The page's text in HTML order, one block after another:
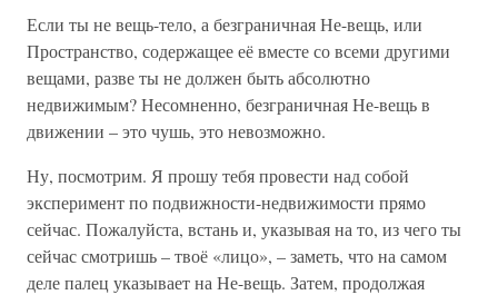
Если ты не вещь-тело, а безграничная Не-вещь, или
Пространство, содержащее её вместе со всеми другими
вещами, разве ты не должен быть абсолютно
недвижимым? Несомненно, безграничная Не-вещь в
движении – это чушь, это невозможно.
Ну, посмотрим. Я прошу тебя провести над собой
эксперимент по подвижности-недвижимости прямо
сейчас. Пожалуйста, встань и, указывая на то, из чего ты
сейчас смотришь – твоё «лицо», – заметь, что на самом
деле палец указывает на Не-вещь. Затем, продолжая